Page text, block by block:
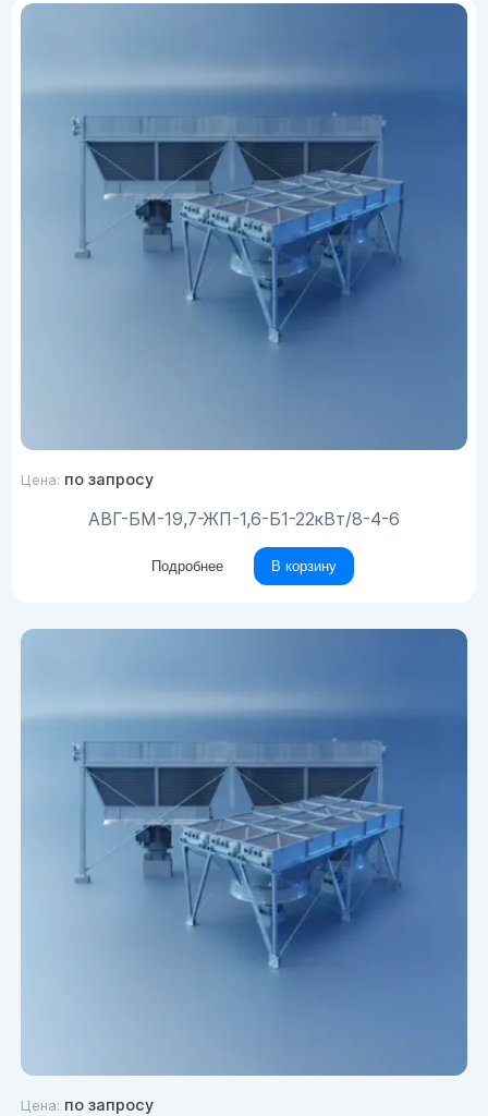
Цена: по запросу
АВГ-БМ-19,7-ЖП-1,6-Б1-22кВт/8-4-6
Подробнее В корзину
Цена: по запросу